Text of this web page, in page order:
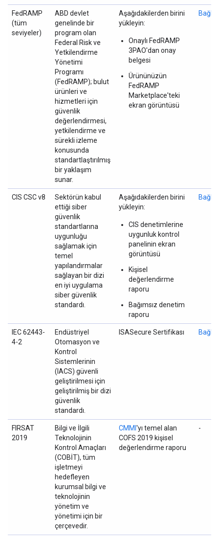
FedRAMP
(tüm
seviyeler)
ABD devlet
genelinde bir
program olan
Federal Risk ve
Yetkilendirme
Yönetimi
Programı
(FedRAMP); bulut
ürünleri ve
hizmetleri için
güvenlik
değerlendirmesi,
yetkilendirme ve
sürekli izleme
konusunda
standartlaştırılmış
bir yaklaşım
sunar.
Aşağıdakilerden birini
yükleyin:
Onaylı FedRAMP
3PAO'dan onay
belgesi
Ürününüzün
FedRAMP
Marketplace'teki
ekran görüntüsü
CIS CSC v8
Sektörün kabul
ettiği siber
güvenlik
standartlarına
uygunluğu
sağlamak için
temel
yapılandırmalar
sağlayan bir dizi
en iyi uygulama
siber güvenlik
standardı.
Aşağıdakilerden birini
yükleyin:
CIS denetimlerine
uygunluk kontrol
panelinin ekran
görüntüsü
Kişisel
değerlendirme
raporu
Bağımsız denetim
raporu
IEC 62443-
4-2
Endüstriyel
Otomasyon ve
Kontrol
Sistemlerinin
(IACS) güvenli
geliştirilmesi için
geliştirilmiş bir dizi
güvenlik
standardı.
ISASecure Sertifikası
FIRSAT
2019
Bilgi ve İlgili
Teknolojinin
Kontrol Amaçları
(COBİT), tüm
işletmeyi
hedefleyen
kurumsal bilgi ve
teknolojinin
yönetim ve
yönetimi için bir
çerçevedir.
CMMI'yı temel alan
COFS 2019 kişisel
değerlendirme raporu
-